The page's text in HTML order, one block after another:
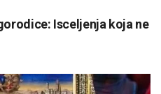
Isceljenja koja ne